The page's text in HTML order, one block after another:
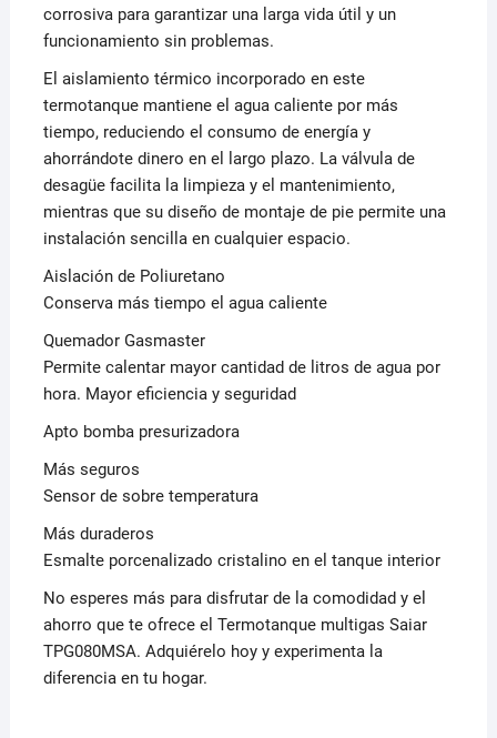
corrosiva para garantizar una larga vida útil y un
funcionamiento sin problemas.
El aislamiento térmico incorporado en este
termotanque mantiene el agua caliente por más
tiempo, reduciendo el consumo de energía y
ahorrándote dinero en el largo plazo. La válvula de
desagüe facilita la limpieza y el mantenimiento,
mientras que su diseño de montaje de pie permite una
instalación sencilla en cualquier espacio.
Aislación de Poliuretano
Conserva más tiempo el agua caliente
Quemador Gasmaster
Permite calentar mayor cantidad de litros de agua por
hora. Mayor eficiencia y seguridad
Apto bomba presurizadora
Más seguros
Sensor de sobre temperatura
Más duraderos
Esmalte porcenalizado cristalino en el tanque interior
No esperes más para disfrutar de la comodidad y el
ahorro que te ofrece el Termotanque multigas Saiar
TPG080MSA. Adquiérelo hoy y experimenta la
diferencia en tu hogar.